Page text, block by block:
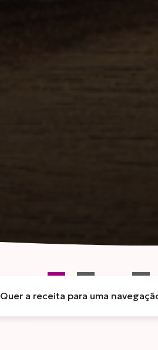
Quer a receita para uma
CARNESFRIOSLEITES E